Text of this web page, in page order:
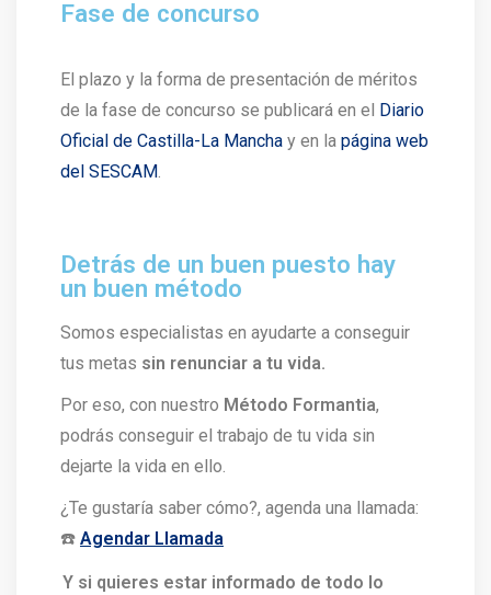
Fase de concurso
El plazo y la forma de presentación de méritos
de la fase de concurso se publicará en el
Diario
Oficial de Castilla-La Mancha y en la página web
del SESCAM.
Detrás de un buen puesto hay
un buen método
Somos especialistas en ayudarte a conseguir
tus metas sin renunciar a tu vida.
Por eso, con nuestro Método Formantia,
podrás conseguir el trabajo de tu vida sin
dejarte la vida en ello.
¿Te gustaría saber cómo?, agenda una llamada:
☎️ Agendar Llamada
Y si quieres estar informado de todo lo